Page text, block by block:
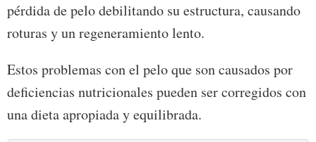
pérdida de pelo debilitando su estructura, causando
roturas y un regeneramiento lento.
Estos problemas con el pelo que son causados por
deficiencias nutricionales pueden ser corregidos con
una dieta apropiada y equilibrada.